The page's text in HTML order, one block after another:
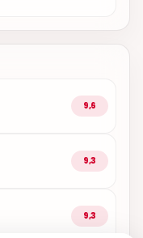
9,6
9,3
9,3